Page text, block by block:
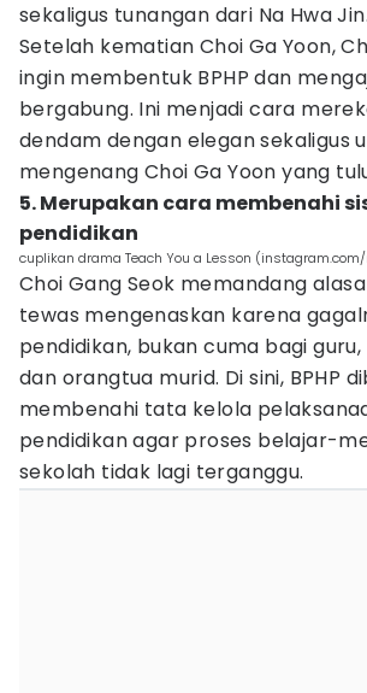
sekaligus tunangan dari Na Hwa Jin.
Setelah kematian Choi Ga Yoon,
ingin membentuk BPHP dan
bergabung. Ini menjadi cara
dendam dengan elegan sekaligus
mengenang Choi Ga Yoon yang
5. Merupakan cara membenahi
pendidikan
cuplikan drama Teach You a Lesson
Choi Gang Seok memandang
tewas mengenaskan karena
pendidikan, bukan cuma bagi
dan orangtua murid. Di sini, BPHP
membenahi tata kelola
pendidikan agar proses belajar-
sekolah tidak lagi terganggu.